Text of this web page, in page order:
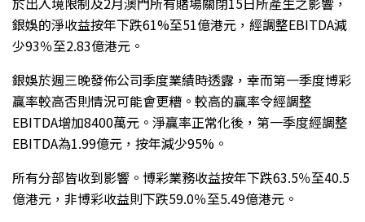
銀娛的淨收益按年下跌61%至51億港元，經調整EBITDA減
少93％至2.83億港元。
銀娛於週三晚發佈公司季度業績時透露，幸而第一季度博彩
贏率較高否則情況可能會更糟。較高的贏率令經調整
EBITDA增加8400萬元。淨贏率正常化後，第一季度經調整
EBITDA為1.99億元，按年減少95%。
所有分部皆收到影響。博彩業務收益按年下跌63.5％至40.5
億港元，非博彩收益則下跌59.0％至5.49億港元。